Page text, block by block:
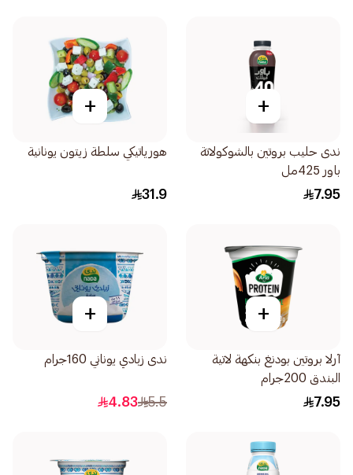
+
ندى حليب بروتين بالشوكولاتة
باور 425مل
7.95
+
هورياتيكي سلطة زيتون يونانية
31.9
+
آرلا بروتين بودنغ بنكهة لاتية
البندق 200جرام
7.95
+
ندى زبادي يوناني 160جرام
5.5
4.83